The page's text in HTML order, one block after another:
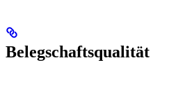
Belegschaftsqualität